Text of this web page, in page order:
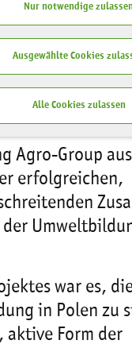
Nur notwendige
Ausgewählte Cookies
Alle Cookies zulassen
als
der Sächsischen
Natur und
für
Agro-Group
erfolgreichen,
der
war es,
in Polen zu
aktive Form der